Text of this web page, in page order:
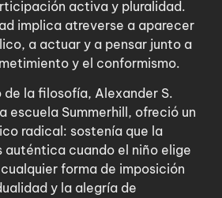
activa y pluralidad.
implica atreverse a aparecer
a actuar y a pensar junto a
y el conformismo.​
la filosofía, Alexander S.
escuela Summerhill, ofreció un
radical: sostenía que la
auténtica cuando el niño elige
forma de imposición
y la alegría de